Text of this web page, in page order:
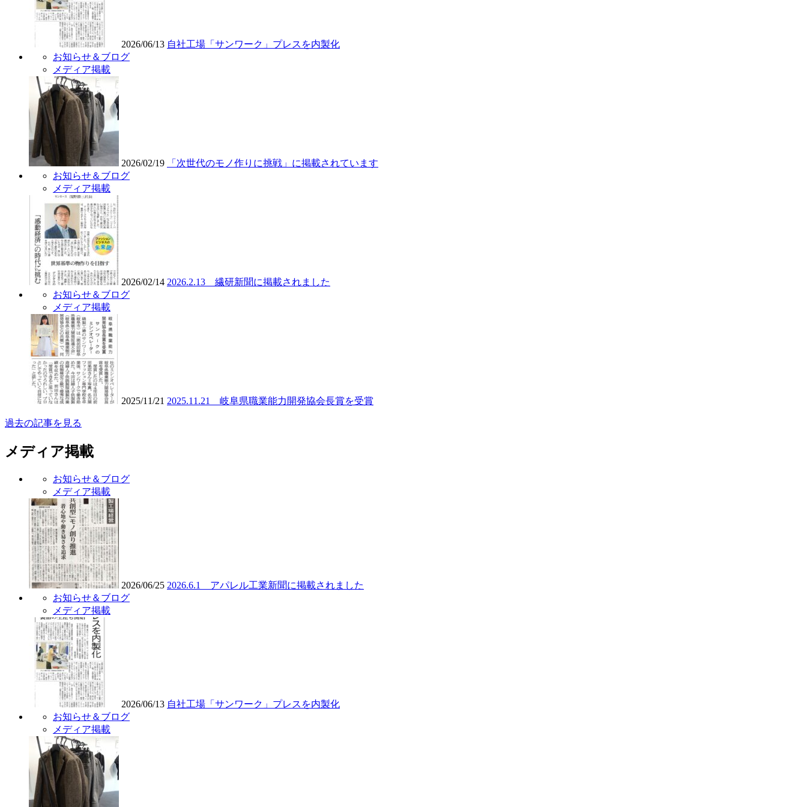
2026/06/13 自社工場「サンワーク」プレスを内製化
お知らせ＆ブログ
メディア掲載
2026/02/19
「次世代のモノ作りに挑戦」に掲載されています
お知らせ＆ブログ
メディア掲載
2026/02/14 2026.2.13 繊研新聞に掲載されました
お知らせ＆ブログ
メディア掲載
2025/11/21 2025.11.21 岐阜県職業能力開発協会長賞を受賞
過去の記事を見る
メディア掲載
お知らせ＆ブログ
メディア掲載
2026/06/25 2026.6.1 アパレル工業新聞に掲載されました
お知らせ＆ブログ
メディア掲載
2026/06/13 自社工場「サンワーク」プレスを内製化
お知らせ＆ブログ
メディア掲載